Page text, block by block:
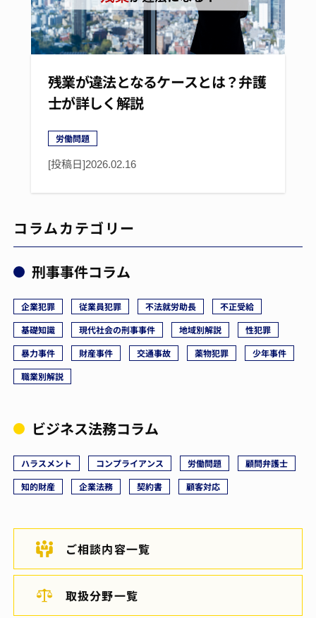
残業が違法となるケースとは？弁護
士が詳しく解説
労働問題
[投稿日]2026.02.16
コラムカテゴリー
刑事事件コラム
企業犯罪 従業員犯罪 不法就労助長
不正受給
基礎知識
現代社会の刑事事件 地域別解説
性犯罪
暴力事件
財産事件 交通事故 薬物犯罪
少年事件
職業別解説
ビジネス法務コラム
ハラスメント コンプライアンス 労働問題
顧問弁護士
知的財産
企業法務 契約書 顧客対応
ご相談内容一覧
取扱分野一覧